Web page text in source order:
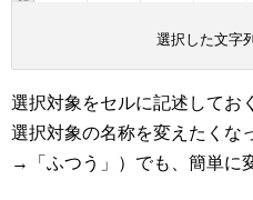
選択した文字
選択対象をセルに記述してお
選択対象の名称を変えたくな
→「ふつう」）でも、簡単に